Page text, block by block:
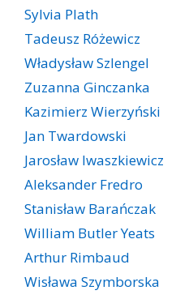
Sylvia Plath
Tadeusz Różewicz
Władysław Szlengel
Zuzanna Ginczanka
Kazimierz Wierzyński
Jan Twardowski
Jarosław Iwaszkiewicz
Aleksander Fredro
Stanisław Barańczak
William Butler Yeats
Arthur Rimbaud
Wisława Szymborska